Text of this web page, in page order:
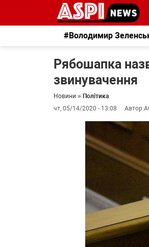
#Володимир
Рябошапка
звинувачення
Новини » Політика
чт, 05/14/2020 - 13:08
Автор: